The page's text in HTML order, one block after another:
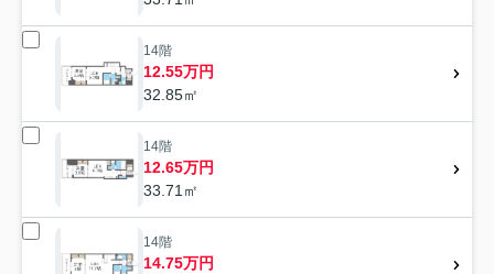
14階
12.55万円
32.85㎡
14階
12.65万円
33.71㎡
14階
14.75万円